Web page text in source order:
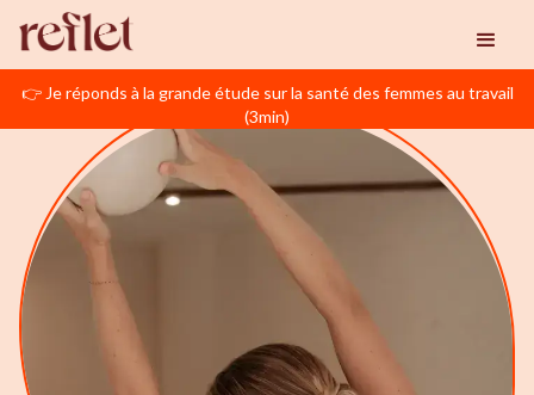
👉 Je réponds à la grande étude sur la santé des femmes au travail
(3min)